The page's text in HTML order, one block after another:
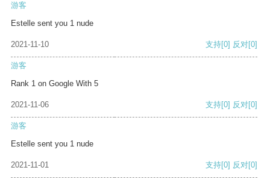
游客
Estelle sent you 1 nude
2021-11-10 支持[0] 反对[0]
游客
Rank 1 on Google With 5
2021-11-06 支持[0] 反对[0]
游客
Estelle sent you 1 nude
2021-11-01 支持[0] 反对[0]